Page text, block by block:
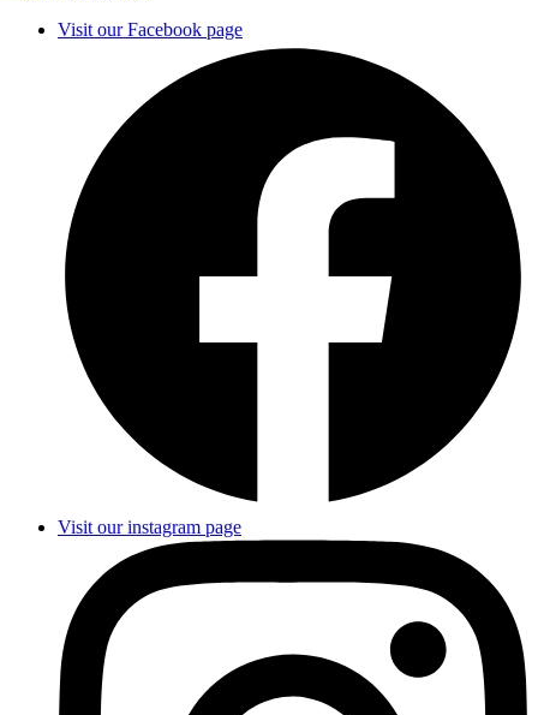
Visit our Facebook page
Visit our instagram page